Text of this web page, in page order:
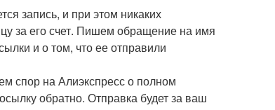
запись, и при этом никаких
за его счет. Пишем обращение на имя
и о том, что ее отправили
спор на Алиэкспресс о полном
обратно. Отправка будет за ваш